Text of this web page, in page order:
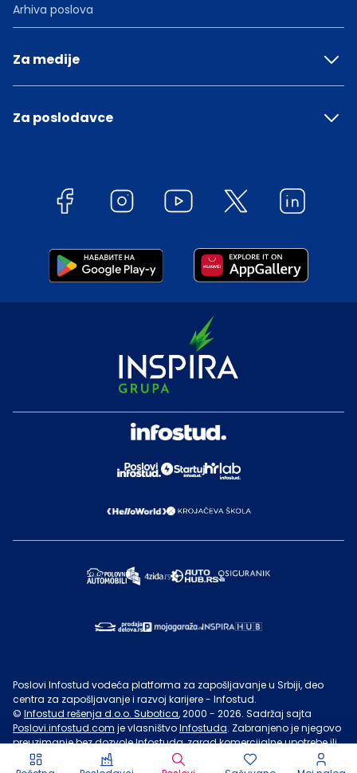
Arhiva poslova
Za medije
Za poslodavce
Poslovi Infostud vodeća platforma za zapošljavanje u Srbiji, deo
centra za zapošljavanje i razvoj karijere - Infostud.
© Infostud rešenja d.o.o. Subotica, 2000 - 2026. Sadržaj sajta
Poslovi.infostud.com je vlasništvoInfostuda. Zabranjeno je njegovo
preuzimanje bez dozvoleInfostuda, zarad komercijalne upotrebe ili
u druge svrhe, osim za lične potrebe posetilaca sajta.